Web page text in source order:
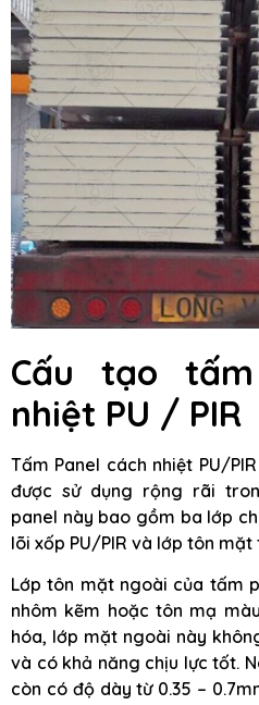
Cấu tạo
nhiệt PU / PIR
Tấm Panel cách nhiệt PU/
được sử dụng rộng rãi
panel này bao gồm ba lớp
lõi xốp PU/PIR và lớp tôn mặt
Lớp tôn mặt ngoài của tấm
nhôm kẽm hoặc tôn mạ
hóa, lớp mặt ngoài này
và có khả năng chịu lực tốt.
còn có độ dày từ 0.35 –